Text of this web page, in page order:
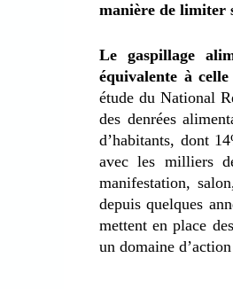
manière de limiter
Le gaspillage
équivalente à
étude du National
des denrées
d’habitants, dont
avec les milliers
manifestation,
depuis quelques
mettent en place
un domaine